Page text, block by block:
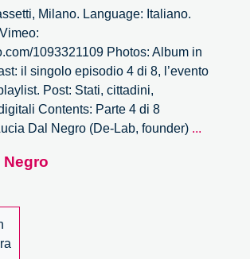
Milano. Language: Italiano.
1093321109 Photos: Album in
il singolo episodio 4 di 8, l’evento
Post: Stati, cittadini,
Contents: Parte 4 di 8
Dal Negro (De-Lab, founder) ...
Negro